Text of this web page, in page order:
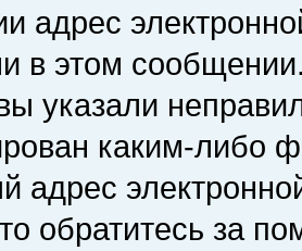
адрес
в этом
указали
каким-либо
адрес
обратитесь за